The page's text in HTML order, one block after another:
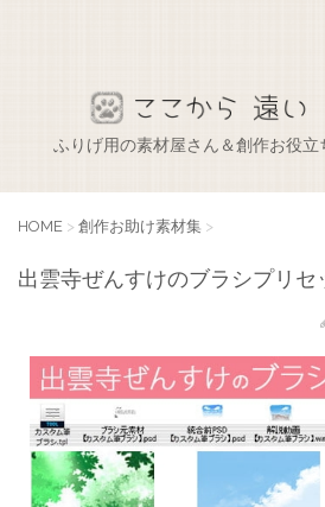
ふりげ用の素材屋さん＆創作お役
HOME > 創作お助け素材集 >
出雲寺ぜんすけのブラシプリセ